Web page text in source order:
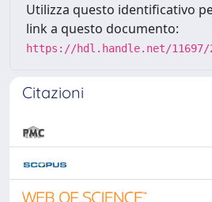
Utilizza questo identificativo
link a questo documento:
https://hdl.handle.net/11697/
Citazioni